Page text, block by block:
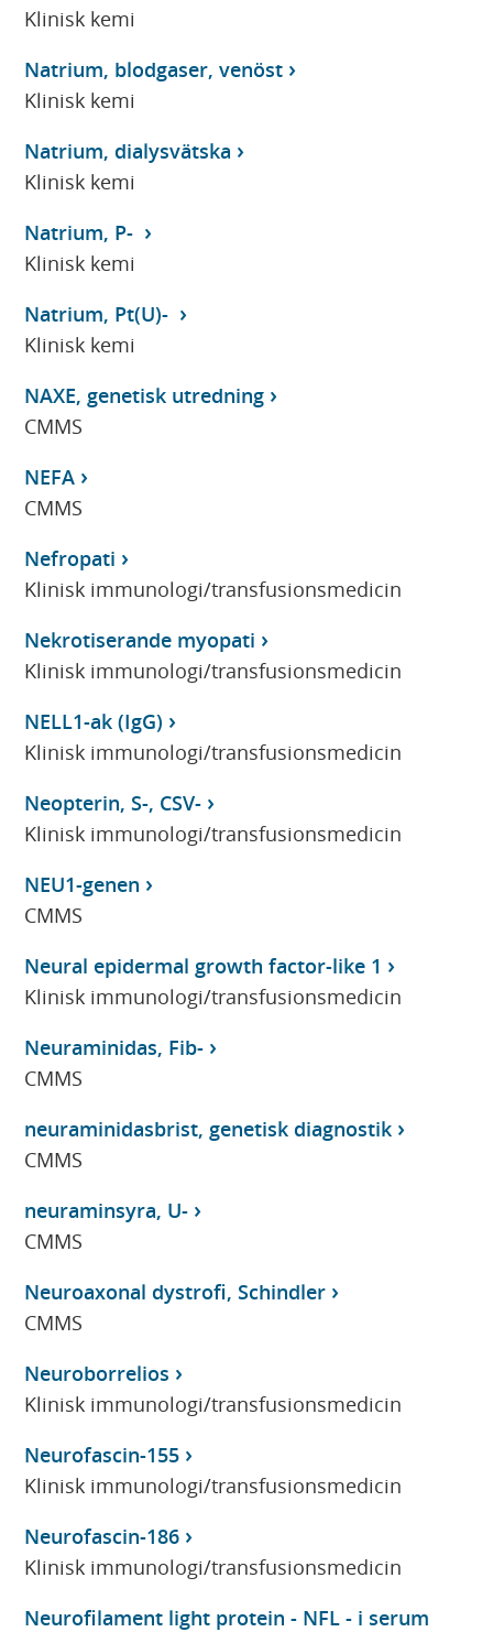
Klinisk kemi
Natrium, blodgaser, venöst
Klinisk kemi
Natrium, dialysvätska
Klinisk kemi
Natrium, P-
Klinisk kemi
Natrium, Pt(U)-
Klinisk kemi
NAXE, genetisk utredning
CMMS
NEFA
CMMS
Nefropati
Klinisk immunologi/transfusionsmedicin
Nekrotiserande myopati
Klinisk immunologi/transfusionsmedicin
NELL1-ak (IgG)
Klinisk immunologi/transfusionsmedicin
Neopterin, S-, CSV-
Klinisk immunologi/transfusionsmedicin
NEU1-genen
CMMS
Neural epidermal growth factor-like 1
Klinisk immunologi/transfusionsmedicin
Neuraminidas, Fib-
CMMS
neuraminidasbrist, genetisk diagnostik
CMMS
neuraminsyra, U-
CMMS
Neuroaxonal dystrofi, Schindler
CMMS
Neuroborrelios
Klinisk immunologi/transfusionsmedicin
Neurofascin-155
Klinisk immunologi/transfusionsmedicin
Neurofascin-186
Klinisk immunologi/transfusionsmedicin
Neurofilament light protein - NFL - i serum